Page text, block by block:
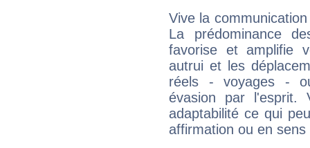
Vive la
La prédominance
favorise et amplifie
autrui et les
réels - voyages -
évasion par l'esprit.
adaptabilité ce qui
affirmation ou en